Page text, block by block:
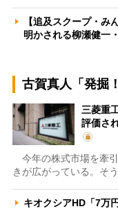
【追及スクープ・み
明かされる柳瀬健一
古賀真人「発掘
三菱重
評価さ
今年の株式市場を牽
きが広がっている。そ
キオクシアHD「7万